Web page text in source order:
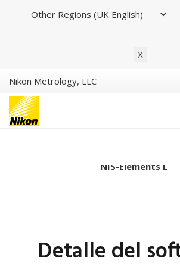
X
Nikon Metrology, LLC
NIS-Elements L
Detalle del